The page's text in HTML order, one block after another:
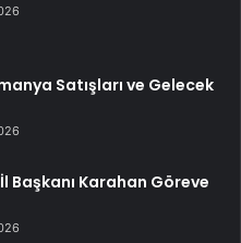
Satışları ve Gelecek
Başkanı Karahan Göreve